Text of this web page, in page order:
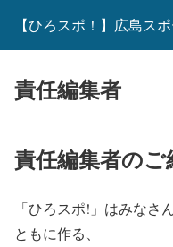
【ひろスポ！】広島ス
責任編集者
責任編集者のご
「ひろスポ!」はみなさ
ともに作る、